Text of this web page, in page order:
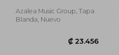
Azalea Music Group, Tapa
Blanda, Nuevo